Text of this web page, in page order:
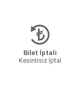
Bilet İptali
Kesintisiz İptal